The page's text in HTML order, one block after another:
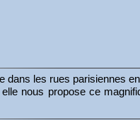
dans les rues parisiennes
nous propose ce